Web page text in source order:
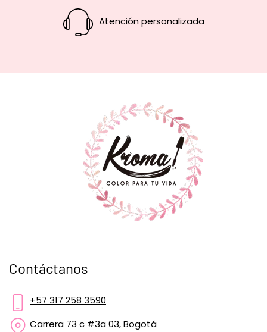
Atención personalizada
Contáctanos
+57 317 258 3590
Carrera 73 c #3a 03, Bogotá